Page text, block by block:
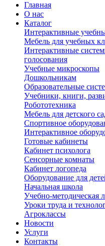
Главная
О нас
Каталог
Интерактивные
Мебель для учебных
Интерактивные
голосования
Учебные микроскопы
Дошкольникам
Образовательные
Учебники, книги,
Робототехника
Мебель для детского
Спортивное
Интерактивное
Готовые кабинеты
Кабинет психолога
Сенсорные комнаты
Кабинет логопеда
Оборудование для
Начальная школа
Учебно-методическая
Уроки труда и
Агроклассы
Новости
Услуги
Контакты